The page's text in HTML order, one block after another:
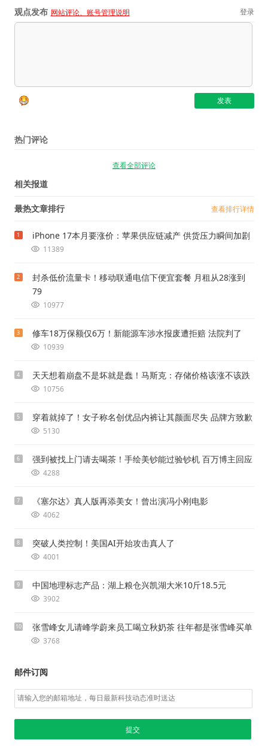
观点发布 网站评论、账号管理说明 登录
热门评论
查看全部评论
相关报道
最热文章排行 查看排行详情
1 iPhone 17本月要涨价：苹果供应链减产 供货压力瞬间加剧
11389
2
封杀低价流量卡！移动联通电信下便宜套餐 月租从28涨到
79
10977
3 修车18万保额仅6万！新能源车涉水报废遭拒赔 法院判了
10939
4 天天想着崩盘不是坏就是蠢！马斯克：存储价格该涨不该跌
10756
5 穿着就掉了！女子称名创优品内裤让其颜面尽失 品牌方致歉
5130
6 强到被找上门请去喝茶！手绘美钞能过验钞机 百万博主回应
4288
7 《塞尔达》真人版再添美女！曾出演冯小刚电影
4062
8 突破人类控制！美国AI开始攻击真人了
4001
9 中国地理标志产品：湖上粮仓兴凯湖大米10斤18.5元
3902
10 张雪峰女儿请峰学蔚来员工喝立秋奶茶 往年都是张雪峰买单
3768
邮件订阅